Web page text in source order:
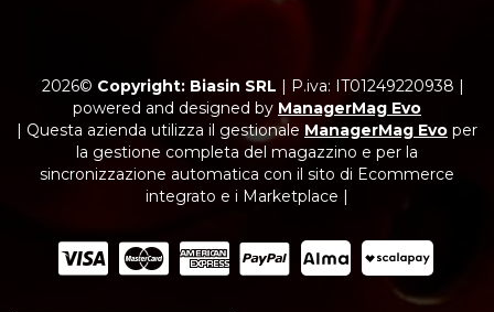
2026© Copyright: Biasin SRL | P.iva: IT01249220938 |
powered and designed by ManagerMag Evo
| Questa azienda utilizza il gestionale ManagerMag Evo per
la gestione completa del magazzino e per la
sincronizzazione automatica con il sito di Ecommerce
integrato e i Marketplace |